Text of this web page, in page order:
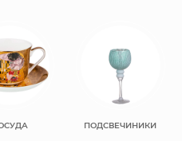
ПОДСВЕЧИНИКИ